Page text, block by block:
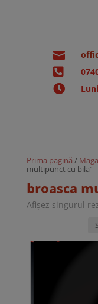



Prima pagină /
multipunct cu bila”
broasca
Afișez singurul